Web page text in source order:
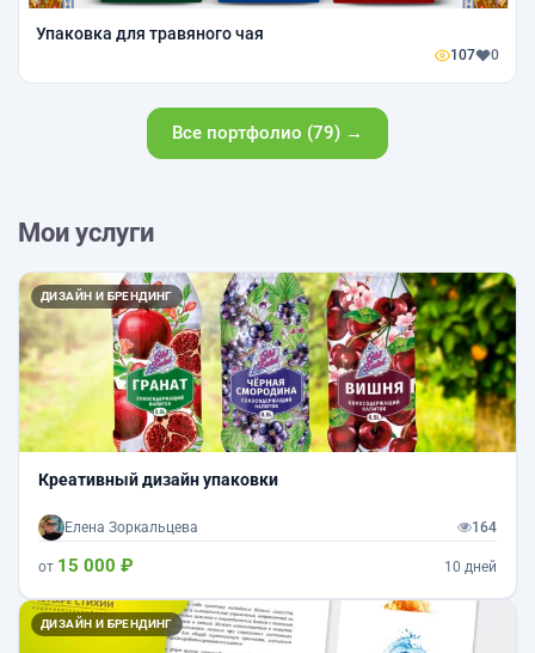
Упаковка для травяного чая
107 0
Все портфолио (79) →
Мои услуги
ДИЗАЙН И БРЕНДИНГ
Креативный дизайн упаковки
Елена Зоркальцева 164
от 15 000 ₽ 10 дней
ДИЗАЙН И БРЕНДИНГ